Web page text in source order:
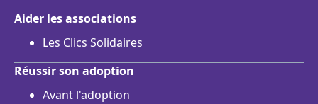
Aider les associations
Les Clics Solidaires
Réussir son adoption
Avant l'adoption